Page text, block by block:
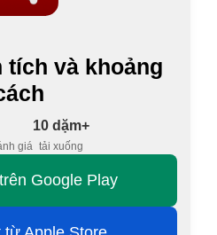
tích và khoảng
giá
10 dặm+
tải xuống
Google Play